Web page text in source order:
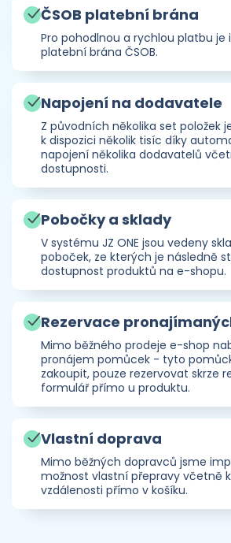
ČSOB platební brána
Pro pohodlnou a rychlou platbu je
platební brána ČSOB.
Napojení na dodavatele
Z původních několika set položek
k dispozici několik tisíc díky
napojení několika dodavatelů
dostupnosti.
Pobočky a sklady
V systému JZ ONE jsou vedeny
poboček, ze kterých je následně
dostupnost produktů na e-shopu.
Rezervace
Mimo běžného prodeje e-shop
pronájem pomůcek - tyto
zakoupit, pouze rezervovat skrze
formulář přímo u produktu.
Vlastní doprava
Mimo běžných dopravců jsme
možnost vlastní přepravy včetně
vzdálenosti přímo v košíku.